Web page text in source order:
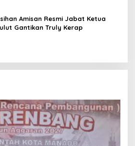
Amisan Resmi Jabat Ketua
Gantikan Truly Kerap